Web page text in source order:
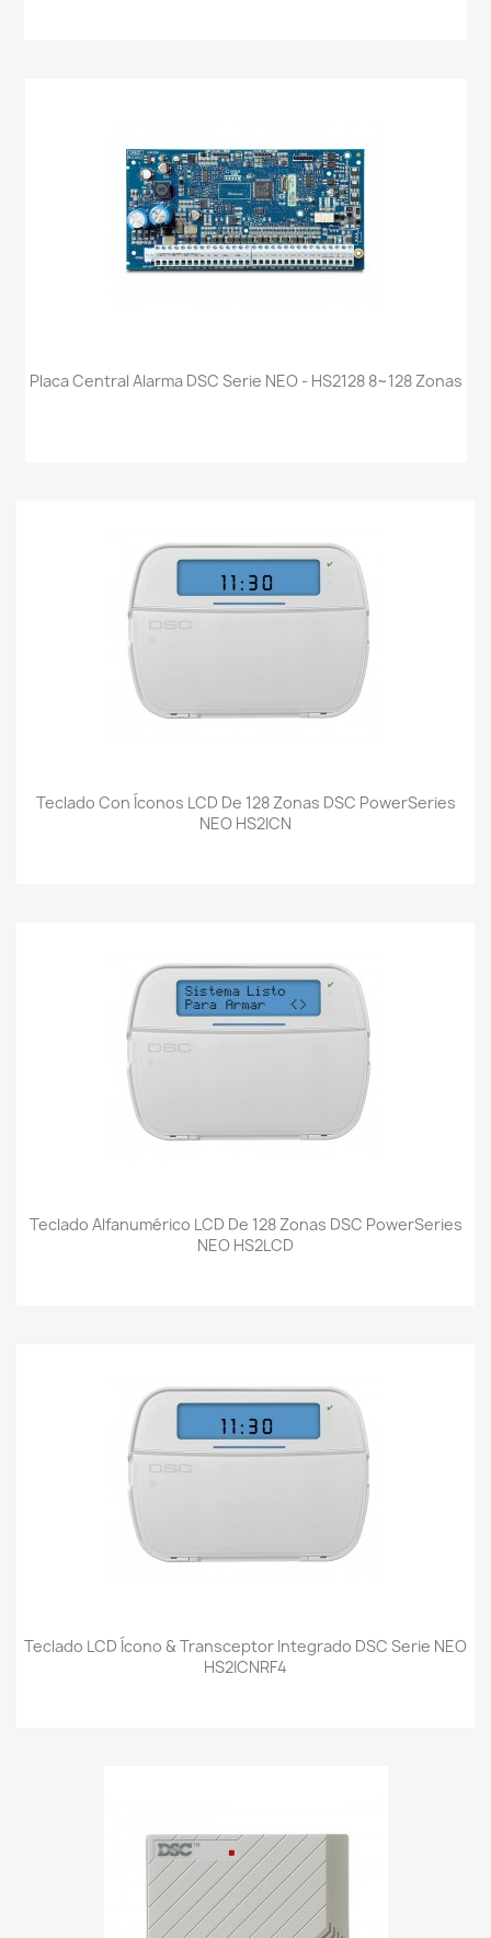
Placa Central Alarma DSC Serie NEO - HS2128 8~128 Zonas
Teclado Con Íconos LCD De 128 Zonas DSC PowerSeries
NEO HS2ICN
Teclado Alfanumérico LCD De 128 Zonas DSC PowerSeries
NEO HS2LCD
Teclado LCD Ícono & Transceptor Integrado DSC Serie NEO
HS2ICNRF4